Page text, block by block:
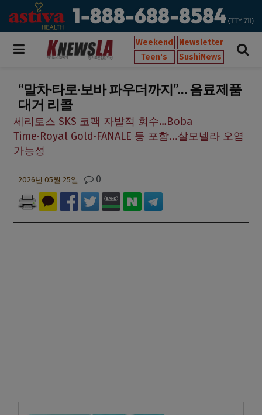
Weekend
Newsletter
Teen's
SushiNews
“말차·타로·보바 파우더까지”… 음료제품
대거 리콜
세리토스 SKS 코팩 자발적 회수…Boba
Time·Royal Gold·FANALE 등 포함...살모넬라 오염
가능성
2026년 05월 25일 0